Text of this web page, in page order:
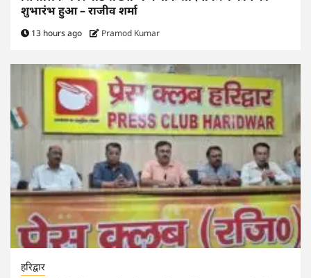
शुभारंभ हुआ – राजीव शर्मा
13 hours ago Pramod Kumar
हरिद्वार